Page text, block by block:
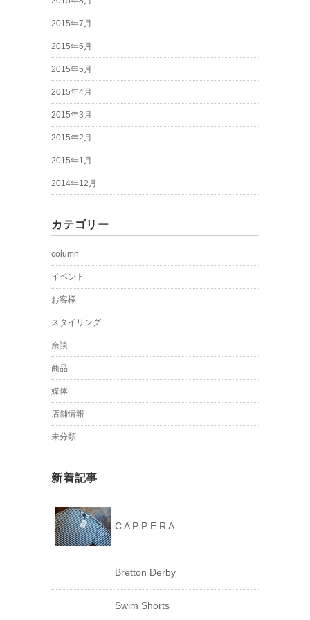
2015年7月
2015年6月
2015年5月
2015年4月
2015年3月
2015年2月
2015年1月
2014年12月
カテゴリー
column
イベント
お客様
スタイリング
余談
商品
媒体
店舗情報
未分類
新着記事
C A P P E R A
Bretton Derby
Swim Shorts